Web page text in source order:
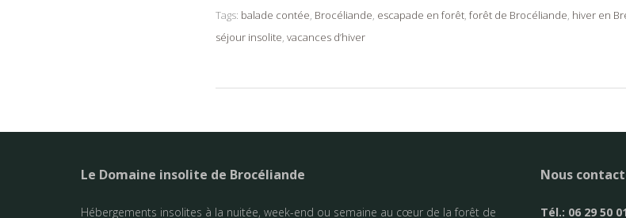
Tags: balade contée, Brocéliande, escapade en forêt, forêt de Brocéliande, hiver en
séjour insolite, vacances d’hiver
Le Domaine insolite de Brocéliande
Hébergements insolites à la nuitée, week-end ou semaine au cœur de la forêt de
Nous
Tél.: 06 29 50